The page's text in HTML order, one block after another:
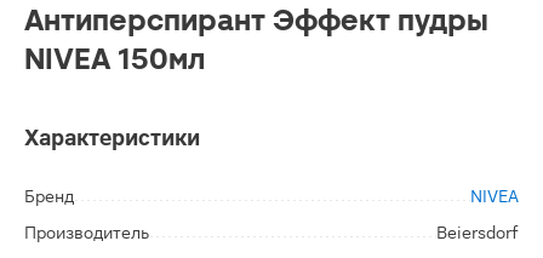
Антиперспирант Эффект пудры
NIVEA 150мл
Характеристики
Бренд
NIVEA
Производитель
Beiersdorf